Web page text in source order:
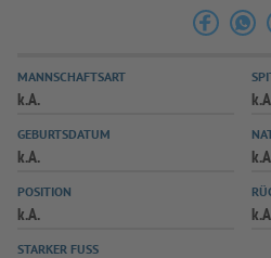
MANNSCHAFTSART
k.A.
GEBURTSDATUM
k.A.
POSITION
k.A.
STARKER FUSS